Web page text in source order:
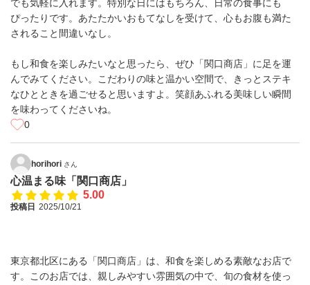
でも気軽に入れます。特別な日にはもちろん、日常の食事にも
ぴったりです。あたたかいおもてなしを受けて、心もお腹も満た
されること間違いなし。
もし和食を楽しみたいなと思ったら、ぜひ「関口商店」に足を運
んでみてください。こだわりの味と温かい空間で、きっとステキ
なひとときを過ごせると思いますよ。笑顔あふれる美味しい瞬間
を味わってくださいね。
0
horihori さん
心温まる味「関口商店」
5.00
投稿日 2025/10/21
東京都北区にある「関口商店」は、和食を楽しめる素敵なお店で
す。このお店では、親しみやすい雰囲気の中で、旬の食材を使っ